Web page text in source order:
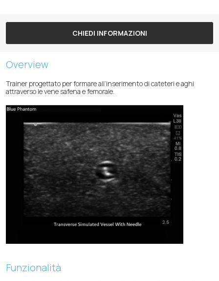
CHIEDI INFORMAZIONI
Overview
Trainer progettato per formare all’inserimento di cateteri e aghi
attraverso le vene safena e femorale.
Funzionalità